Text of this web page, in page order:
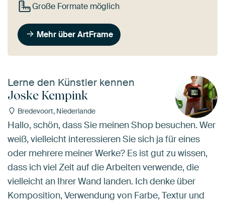
Große Formate möglich
Mehr über ArtFrame
Lerne den Künstler kennen
Joske Kempink
Bredevoort, Niederlande
Hallo, schön, dass Sie meinen Shop besuchen. Wer
weiß, vielleicht interessieren Sie sich ja für eines
oder mehrere meiner Werke? Es ist gut zu wissen,
dass ich viel Zeit auf die Arbeiten verwende, die
vielleicht an Ihrer Wand landen. Ich denke über
Komposition, Verwendung von Farbe, Textur und